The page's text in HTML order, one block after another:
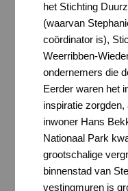
het Stichting
(waarvan
coördinator is),
Weerribben-
ondernemers die
Eerder waren het
inspiratie
inwoner Hans
Nationaal Park
grootschalige
binnenstad van
vestingmuren is